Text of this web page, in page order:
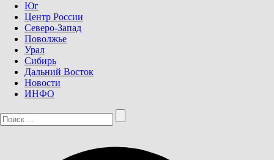
Юг
Центр России
Северо-Запад
Поволжье
Урал
Сибирь
Дальний Восток
Новости
ИНФО